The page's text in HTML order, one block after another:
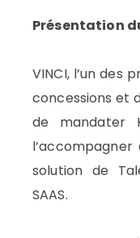
Présentation
VINCI, l’un des
concessions et
de mandater
solution de
SAAS.